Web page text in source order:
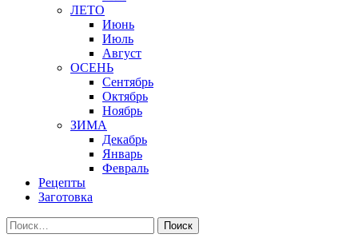
ЛЕТО
Июнь
Июль
Август
ОСЕНЬ
Сентябрь
Октябрь
Ноябрь
ЗИМА
Декабрь
Январь
Февраль
Рецепты
Заготовка
Найти: